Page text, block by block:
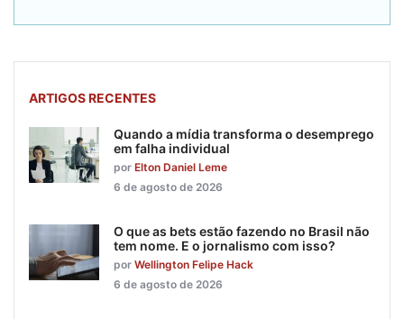
ARTIGOS RECENTES
Quando a mídia transforma o desemprego
em falha individual
por Elton Daniel Leme
6 de agosto de 2026
O que as bets estão fazendo no Brasil não
tem nome. E o jornalismo com isso?
por Wellington Felipe Hack
6 de agosto de 2026